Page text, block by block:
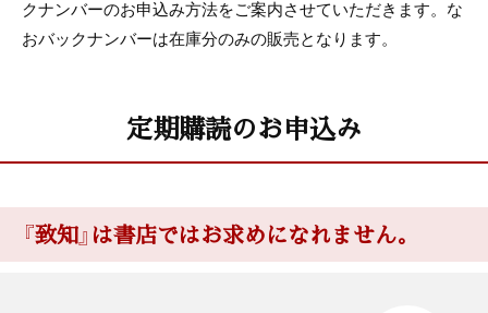
クナンバーのお申込み方法をご案内させていただきます。な
おバックナンバーは在庫分のみの販売となります。
定期購読のお申込み
『致知』は書店ではお求めになれません。